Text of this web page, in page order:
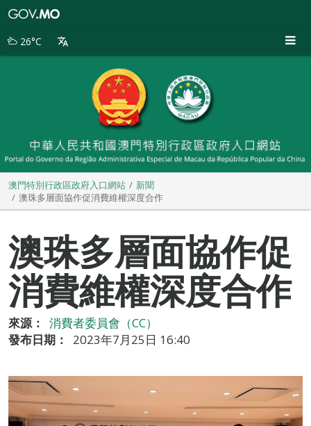
別
26°C
澳門特別行政區政府入口網站
新聞
澳珠多層面協作促消費維權深度合作
澳珠多層面協作促
消費維權深度合作
來源：
消費者委員會（CC）
發布日期：
2023年7月25日 16:40